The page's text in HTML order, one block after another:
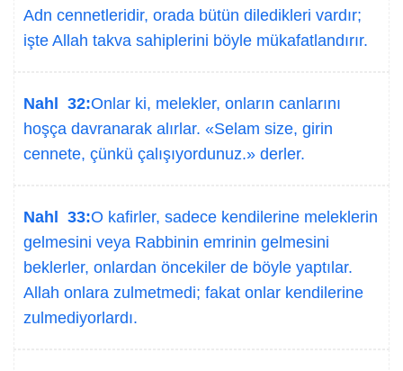
Adn cennetleridir, orada bütün diledikleri vardır;
işte Allah takva sahiplerini böyle mükafatlandırır.
Nahl 32:Onlar ki, melekler, onların canlarını
hoşça davranarak alırlar. «Selam size, girin
cennete, çünkü çalışıyordunuz.» derler.
Nahl 33:O kafirler, sadece kendilerine meleklerin
gelmesini veya Rabbinin emrinin gelmesini
beklerler, onlardan öncekiler de böyle yaptılar.
Allah onlara zulmetmedi; fakat onlar kendilerine
zulmediyorlardı.